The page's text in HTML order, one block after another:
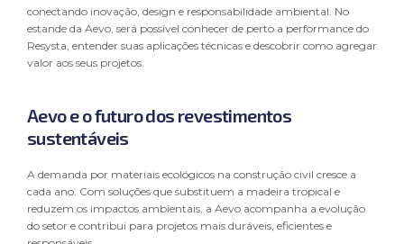
conectando inovação, design e responsabilidade ambiental. No
estande da Aevo, será possível conhecer de perto a performance do
Resysta, entender suas aplicações técnicas e descobrir como agregar
valor aos seus projetos.
Aevo e o futuro dos revestimentos
sustentáveis
A demanda por materiais ecológicos na construção civil cresce a
cada ano. Com soluções que substituem a madeira tropical e
reduzem os impactos ambientais, a Aevo acompanha a evolução
do setor e contribui para projetos mais duráveis, eficientes e
COOKIES:São pequenos arquivos que os sites armazenam
dentro de um computador, por meio do navegador. O
objetivo com o armazenamento desses arquivos é identificar
o visitante, personalizando então a página segundo as
público ou privado, a quem competem as decisões referentes
ao tratamento de Dados Pessoais.
3. COMO TRATAMOS DADOS PESSOAIS
3.1. Na MULTINOVA, asseguramos que o tratamento dos
Dados Pessoais ocorre de maneira ética, transparente e em
total conformidade com a legislação vigente. A proteção da